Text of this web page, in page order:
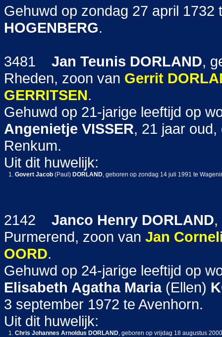
Gehuwd op zondag 27 april
HOGENBERG.
3481 Jan Teunis DORLAND,
Rheden, zoon van Gerrit
GERRITSEN.
Gehuwd op 21-jarige leeftijd op
Angenietje VISSER, 21 jaar
Renkum.
Uit dit huwelijk:
1. Govert Jacob (Paul) DORLAND, geboren op zondag 14 juli 1991 te
2142 Janco Henry DORLAND,
Purmerend, zoon van Jan
OORD.
Gehuwd op 24-jarige leeftijd op
Elisabeth Agatha Maria(Ellen)
3 september 1972 te Avenhorn.
Uit dit huwelijk:
1. Chris Johannes Arnoldus DORLAND, geboren op vrijdag 18 augustus